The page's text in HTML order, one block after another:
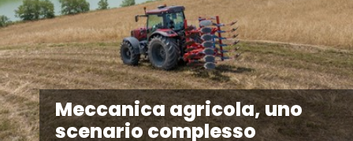
Meccanica agricola, uno
scenario complesso